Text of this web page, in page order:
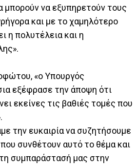
μπορούν να εξυπηρετούν τους
και με το χαμηλότερο
η πολυτέλεια και η
«ο Υπουργός
εξέφρασε την άποψη ότι
εκείνες τις βαθιές τομές που
την ευκαιρία να συζητήσουμε
συνθέτουν αυτό το θέμα και
συμπαράστασή μας στην